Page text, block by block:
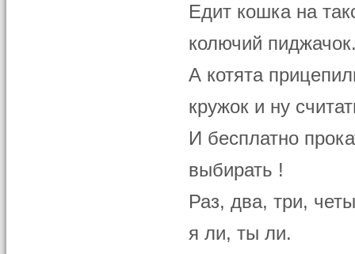
Едит кошка на
колючий
А котята
кружок и ну
И бесплатно
выбирать !
Раз, два, три,
я ли, ты ли.